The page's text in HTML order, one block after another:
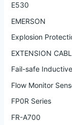
E530
EMERSON
Explosion
EXTENSION
Fail-safe
Flow Monitor
FP0R Series
FR-A700